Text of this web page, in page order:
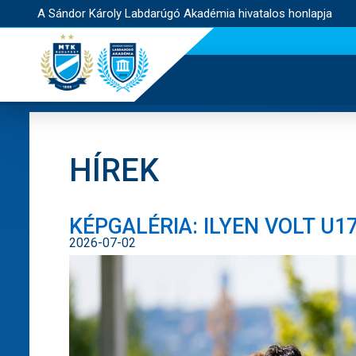
A Sándor Károly Labdarúgó Akadémia hivatalos honlapja
HÍREK
KÉPGALÉRIA: ILYEN VOLT
2026-07-02